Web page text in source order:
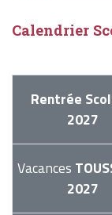
Calendrier
Rentrée
2027
Vacances
2027